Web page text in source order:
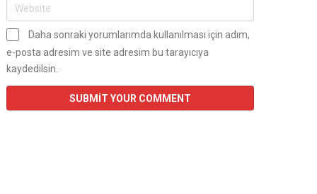
Daha sonraki yorumlarımda kullanılması için adım,
e-posta adresim ve site adresim bu tarayıcıya
kaydedilsin.